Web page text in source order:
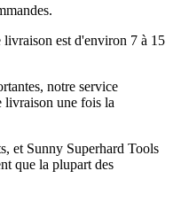
livraison est d'environ 7 à 15
notre service
livraison une fois la
et Sunny Superhard Tools
que la plupart des